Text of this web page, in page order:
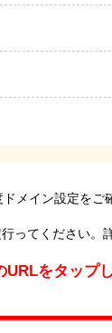
メイン設定をご
ってください。
をタップ